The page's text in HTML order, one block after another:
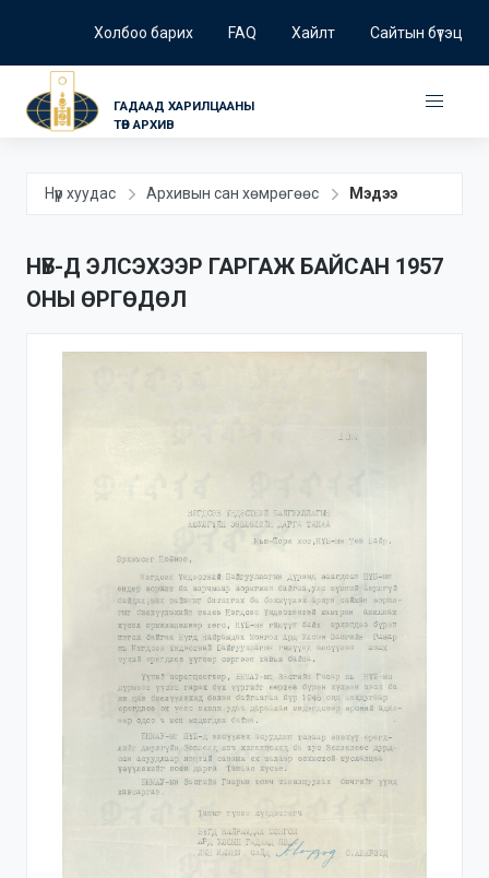
Холбоо барих FAQ Хайлт Сайтын бүтэц
ГАДААД ХАРИЛЦААНЫ
ТӨВ АРХИВ
Нүүр хуудас Архивын сан хөмрөгөөс Мэдээ
НҮБ-Д ЭЛСЭХЭЭР ГАРГАЖ БАЙСАН 1957
ОНЫ ӨРГӨДӨЛ